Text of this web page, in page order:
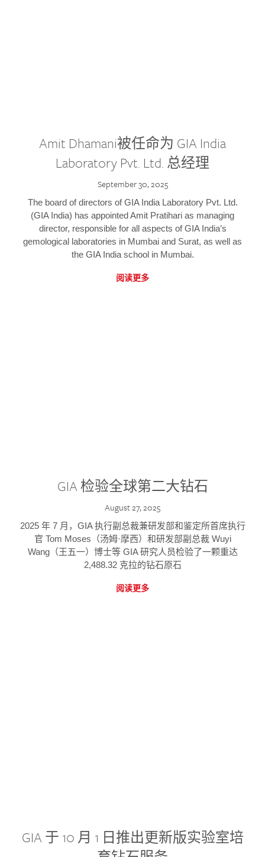
Amit Dhamani被任命为 GIA India
Laboratory Pvt. Ltd. 总经理
September 30, 2025
The board of directors of GIA India Laboratory Pvt. Ltd.
(GIA India) has appointed Amit Pratihari as managing
director, responsible for all aspects of GIA India’s
gemological laboratories in Mumbai and Surat, as well as
the GIA India school in Mumbai.
阅读更多
GIA 检验全球第二大钻石
August 27, 2025
2025 年 7 月，GIA 执行副总裁兼研发部和鉴定所首席执行
官 Tom Moses（汤姆·摩西）和研发部副总裁 Wuyi
Wang（王五一）博士等 GIA 研究人员检验了一颗重达
2,488.32 克拉的钻石原石
阅读更多
GIA 于 10 月 1 日推出更新版实验室培